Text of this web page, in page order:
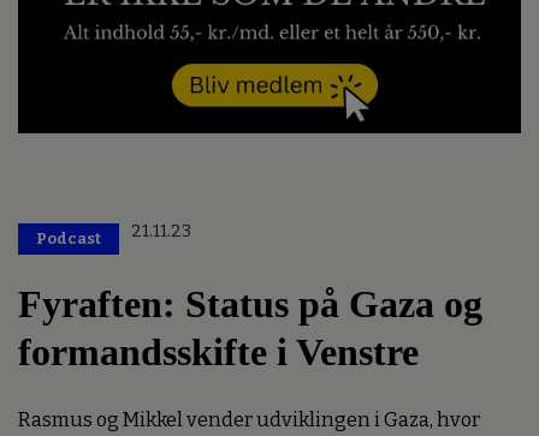
Podcast 21.11.23
Fyraften: Status på Gaza og
formandsskifte i Venstre
Rasmus og Mikkel vender udviklingen i Gaza, hvor